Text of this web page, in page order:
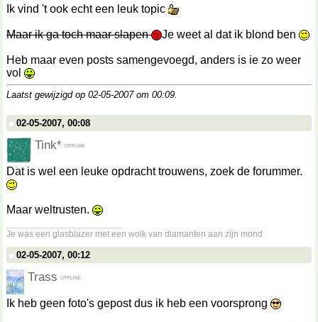
Ik vind 't ook echt een leuk topic
Maar ik ga toch maar slapen Je weet al dat ik blond ben
Heb maar even posts samengevoegd, anders is ie zo weer
vol
Laatst gewijzigd op 02-05-2007 om 00:09.
02-05-2007, 00:08
Tink*
Dat is wel een leuke opdracht trouwens, zoek de forummer.
Maar weltrusten.
Je was een glasblazer met een wolk van diamanten aan zijn mond
02-05-2007, 00:12
Trass
Ik heb geen foto's gepost dus ik heb een voorsprong